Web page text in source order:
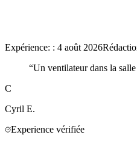
Expérience: : 4 août 2026
“Un ventilateur dans la
C
Cyril E.
Experience vérifiée